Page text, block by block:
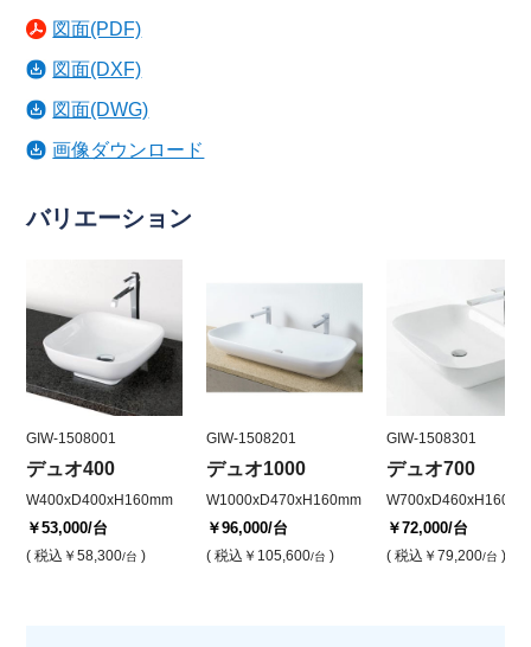
図面(PDF)
図面(DXF)
図面(DWG)
画像ダウンロード
バリエーション
GIW-1508001
デュオ400
W400xD400xH160mm
￥53,000/台
( 税込 ￥58,300/台 )
GIW-1508201
デュオ1000
W1000xD470xH160mm
￥96,000/台
( 税込 ￥105,600/台 )
GIW-1508301
デュオ700
￥72,000/台
( 税込 ￥79,200/台 )